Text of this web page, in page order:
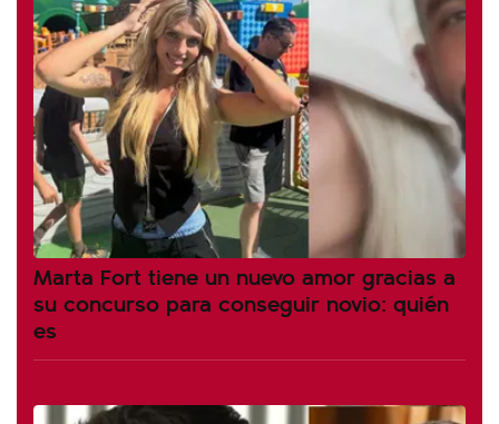
Marta Fort tiene un nuevo amor gracias a
su concurso para conseguir novio: quién
es